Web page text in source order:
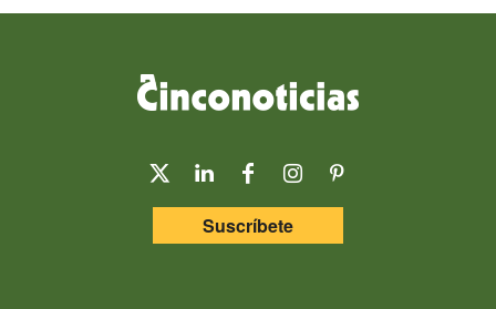
Suscríbete